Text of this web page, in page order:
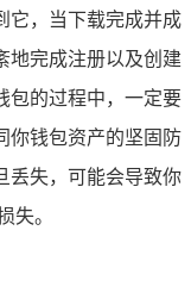
它，当下载完成并成
地完成注册以及创建
包的过程中，一定要
你钱包资产的坚固防
丢失，可能会导致你
失。